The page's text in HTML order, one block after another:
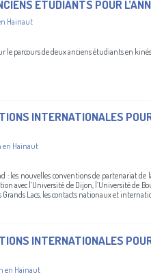
ÉTUDIANTS POUR
Hainaut
le parcours de deux anciens étudiants en
INTERNATIONALES
en Hainaut
: les nouvelles conventions de partenariat
avec l’Université de Dijon, l’Université de
Grands Lacs, les contacts nationaux et
INTERNATIONALES
en Hainaut